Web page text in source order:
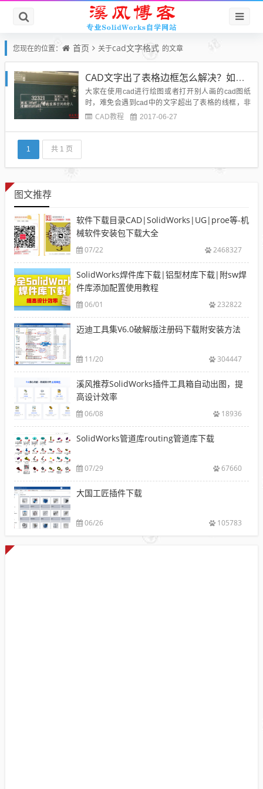
您现在的位置： 首页 关于cad文字格式 的文章
CAD文字出了表格边框怎么解决？如何让CAD文字不出表格边框
大家在使用cad进行绘图或者打开别人画的cad图纸
时，难免会遇到cad中的文字超出了表格的线框，非
常难看不专业，那么遇到cad文字出了表格边框怎么
CAD教程 2017-06-27
1 共 1 页
图文推荐
软件下载目录CAD|SolidWorks|UG|proe等-机
械软件安装包下载大全
07/22 2468327
SolidWorks焊件库下载|铝型材库下载|附sw焊
件库添加配置使用教程
06/01 232822
迈迪工具集V6.0破解版注册码下载附安装方法
11/20 304447
溪风推荐SolidWorks插件工具箱自动出图，提
高设计效率
06/08 18936
SolidWorks管道库routing管道库下载
07/29 67660
大国工匠插件下载
06/26 105783